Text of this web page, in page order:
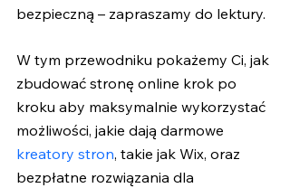
bezpieczną – zapraszamy do lektury.
W tym przewodniku pokażemy Ci, jak
zbudować stronę online krok po
kroku aby maksymalnie wykorzystać
możliwości, jakie dają darmowe
kreatory stron, takie jak Wix, oraz
bezpłatne rozwiązania dla